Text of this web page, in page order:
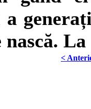
a
nască.
<